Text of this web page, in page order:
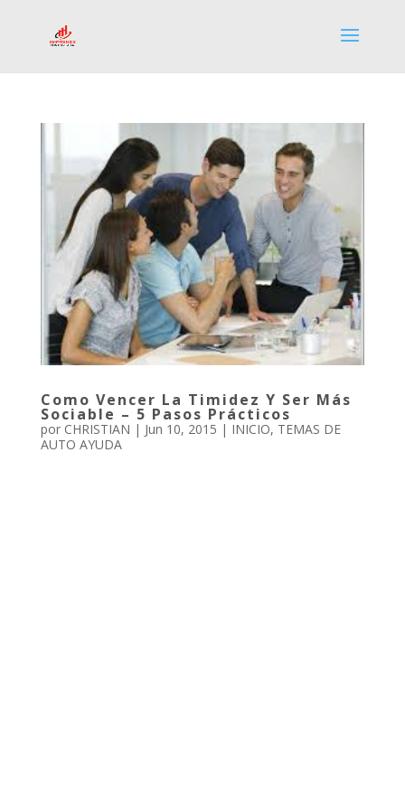
Como Vencer La Timidez Y Ser Más
Sociable – 5 Pasos Prácticos
por CHRISTIAN | Jun 10, 2015 | INICIO, TEMAS DE
AUTO AYUDA